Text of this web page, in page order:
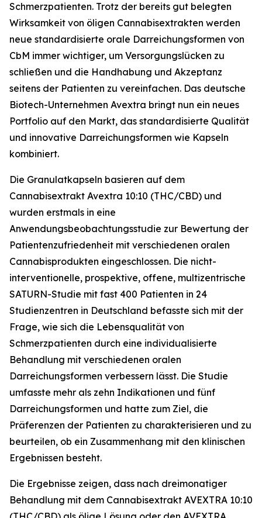
Schmerzpatienten. Trotz der bereits gut belegten
Wirksamkeit von öligen Cannabisextrakten werden
neue standardisierte orale Darreichungsformen von
CbM immer wichtiger, um Versorgungslücken zu
schließen und die Handhabung und Akzeptanz
seitens der Patienten zu vereinfachen. Das deutsche
Biotech-Unternehmen Avextra bringt nun ein neues
Portfolio auf den Markt, das standardisierte Qualität
und innovative Darreichungsformen wie Kapseln
kombiniert.
Die Granulatkapseln basieren auf dem
Cannabisextrakt Avextra 10:10 (THC/CBD) und
wurden erstmals in eine
Anwendungsbeobachtungsstudie zur Bewertung der
Patientenzufriedenheit mit verschiedenen oralen
Cannabisprodukten eingeschlossen. Die nicht-
interventionelle, prospektive, offene, multizentrische
SATURN-Studie mit fast 400 Patienten in 24
Studienzentren in Deutschland befasste sich mit der
Frage, wie sich die Lebensqualität von
Schmerzpatienten durch eine individualisierte
Behandlung mit verschiedenen oralen
Darreichungsformen verbessern lässt. Die Studie
umfasste mehr als zehn Indikationen und fünf
Darreichungsformen und hatte zum Ziel, die
Präferenzen der Patienten zu charakterisieren und zu
beurteilen, ob ein Zusammenhang mit den klinischen
Ergebnissen besteht.
Die Ergebnisse zeigen, dass nach dreimonatiger
Behandlung mit dem Cannabisextrakt AVEXTRA 10:10